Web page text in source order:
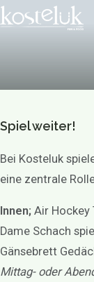
Spiel weiter!
Bei Kosteluk
eine zentrale
Innen; Air Hockey
Dame Schach
Gänsebrett
Mittag- oder